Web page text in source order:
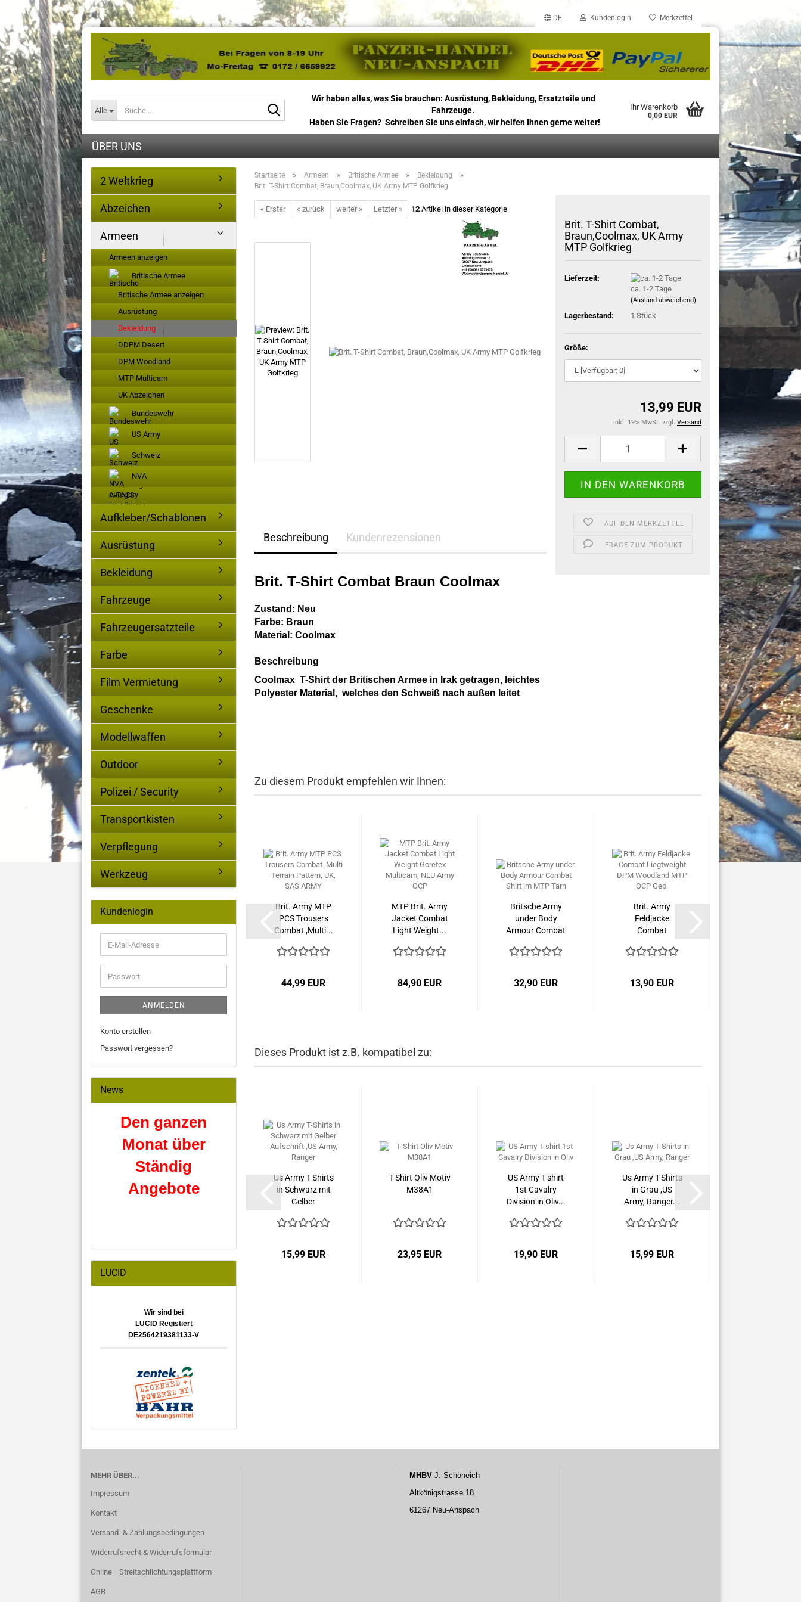
DE Kundenlogin Merkzettel
Alle
Wir haben alles, was Sie brauchen: Ausrüstung, Bekleidung, Ersatzteile und
Fahrzeuge.
Haben Sie Fragen? Schreiben Sie uns einfach, wir helfen Ihnen gerne weiter!
Ihr Warenkorb
0,00 EUR
ÜBER UNS
Startseite » Armeen » Britische Armee » Bekleidung »
Brit. T-Shirt Combat, Braun,Coolmax, UK Army MTP Golfkrieg
« Erster « zurück weiter » Letzter » 12 Artikel in dieser Kategorie
Brit. T-Shirt Combat,
Braun,Coolmax, UK Army
MTP Golfkrieg
Lieferzeit:
ca. 1-2 Tage
(Ausland abweichend)
Lagerbestand: 1 Stück
Größe:
13,99 EUR
inkl. 19% MwSt. zzgl. Versand
AUF DEN MERKZETTEL
FRAGE ZUM PRODUKT
Beschreibung Kundenrezensionen
Brit. T-Shirt Combat Braun Coolmax
Zustand: Neu
Farbe: Braun
Material: Coolmax
Beschreibung
Coolmax T-Shirt der Britischen Armee in Irak getragen, leichtes
Polyester Material, welches den Schweiß nach außen leitet.
Zu diesem Produkt empfehlen wir Ihnen:
Brit. Army MTP
PCS Trousers
Combat ,Multi...
44,99 EUR
MTP Brit. Army
Jacket Combat
Light Weight...
84,90 EUR
Britsche Army
under Body
Armour Combat
32,90 EUR
Brit. Army
Feldjacke
Combat
DPM...
13,90 EUR
Dieses Produkt ist z.B. kompatibel zu:
Us Army T-Shirts
in Schwarz mit
Gelber
15,99 EUR
T-Shirt Oliv Motiv
M38A1
23,95 EUR
US Army T-shirt
1st Cavalry
Division in Oliv...
19,90 EUR
Us Army T-Shirts
in Grau ,US
Army, Ranger...
15,99 EUR
2 Weltkrieg
Abzeichen
Armeen
Armeen anzeigen
Britische Armee
Britische Armee anzeigen
Ausrüstung
Bekleidung
DDPM Desert
DPM Woodland
MTP Multicam
UK Abzeichen
Bundeswehr
US Army
Schweiz
NVA
A-TACS
Aufkleber/Schablonen
Ausrüstung
Bekleidung
Fahrzeuge
Fahrzeugersatzteile
Farbe
Film Vermietung
Geschenke
Modellwaffen
Outdoor
Polizei / Security
Transportkisten
Verpflegung
Werkzeug
Kundenlogin
E-
Mail-
Adresse
Passwort
ANMELDEN
Konto erstellen
Passwort vergessen?
News
Den ganzen
Monat über
Ständig
Angebote
LUCID
Wir sind bei
LUCID Registiert
DE2564219381133-V
MEHR ÜBER...
Impressum
Kontakt
Versand- & Zahlungsbedingungen
Widerrufsrecht & Widerrufsformular
Online –Streitschlichtungsplattform
AGB
MHBV J. Schöneich
Altkönigstrasse 18
61267 Neu-Anspach